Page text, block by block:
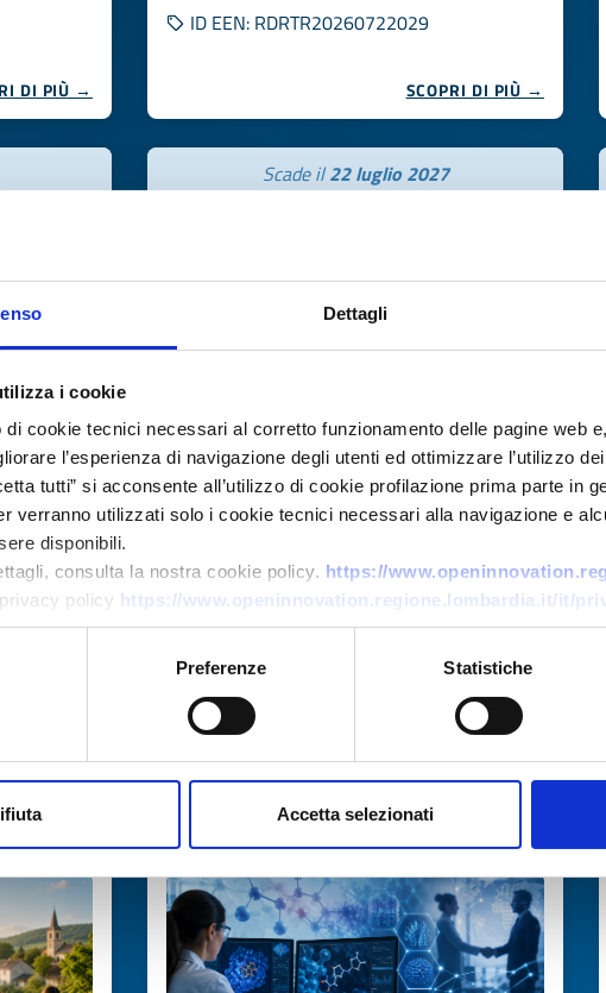
Dettagli
i cookie
di cookie tecnici necessari al corretto funzionamento delle pagine web
l’esperienza di navigazione degli utenti ed ottimizzare l’utilizzo
tutti” si acconsente all’utilizzo di cookie profilazione prima parte in
verranno utilizzati solo i cookie tecnici necessari alla navigazione e
disponibili.
consulta la nostra cookie policy. https://
policy https://www.openinnovation.regione.lombardia.it/it/
Preferenze Statistiche
Accetta selezionati
DI PIÙ →
ID EEN: RDRTR20260722029
SCOPRI DI PIÙ →
Scade il22 luglio 2027
Offerta di tecnologia
Servizi di consulenza
ingegneristica per sviluppo
embedded e Edge AI su
dispositivi sensoristici
ID EEN: TOES20260706006
Scade il17 luglio 2027